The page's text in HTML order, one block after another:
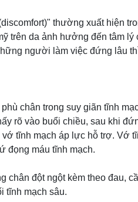
thường xuất hiện
trên da ảnh hưởng đến tâm
người làm việc đứng lâu
chân trong suy giãn tĩnh
rõ vào buổi chiều, sau khi
tĩnh mạch áp lực hỗ trợ. Vớ
đọng máu tĩnh mạch.
chân đột ngột kèm theo đau,
tĩnh mạch sâu.